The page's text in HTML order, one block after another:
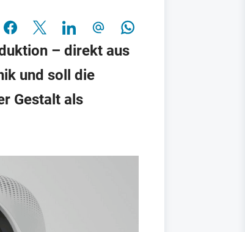
– direkt aus
und soll die
Gestalt als